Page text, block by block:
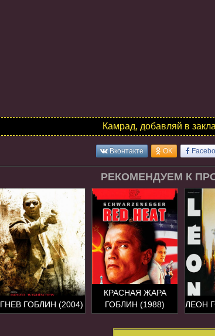
Камрад, добавляй в
Вконтакте OK
РЕКОМЕНДУЕМ К
ГНЕВ ГОБЛИН (2004)
КРАСНАЯ ЖАРА
ГОБЛИН (1988)
ЛЕОН